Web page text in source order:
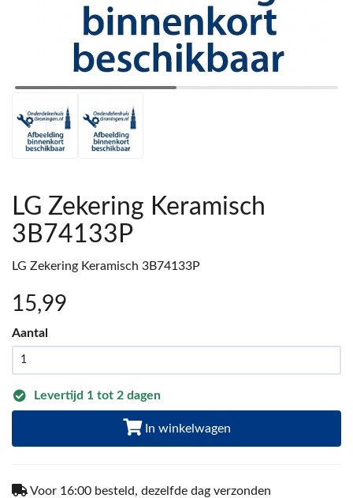
LG Zekering Keramisch
3B74133P
LG Zekering Keramisch 3B74133P
15,99
Aantal
Levertijd 1 tot 2 dagen
In winkelwagen
Voor 16:00 besteld, dezelfde dag verzonden